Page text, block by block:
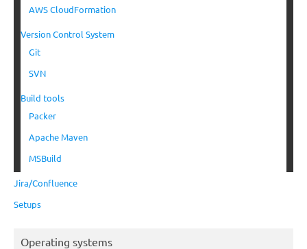
AWS CloudFormation
Version Control System
Git
SVN
Build tools
Packer
Apache Maven
MSBuild
Jira/Confluence
Setups
Operating systems